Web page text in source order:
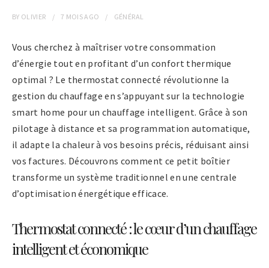
BY OLIVIER 7 MOISAGO GÉNÉRAL
Vous cherchez à maîtriser votre consommation
d’énergie tout en profitant d’un confort thermique
optimal ? Le thermostat connecté révolutionne la
gestion du chauffage en s’appuyant sur la technologie
smart home pour un chauffage intelligent. Grâce à son
pilotage à distance et sa programmation automatique,
il adapte la chaleur à vos besoins précis, réduisant ainsi
vos factures. Découvrons comment ce petit boîtier
transforme un système traditionnel en une centrale
d’optimisation énergétique efficace.
Thermostat connecté : le cœur d’un chauffage
intelligent et économique